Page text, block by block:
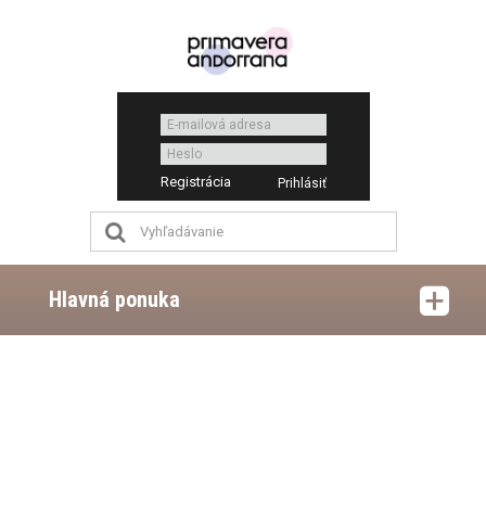
Registrácia
Hlavná ponuka